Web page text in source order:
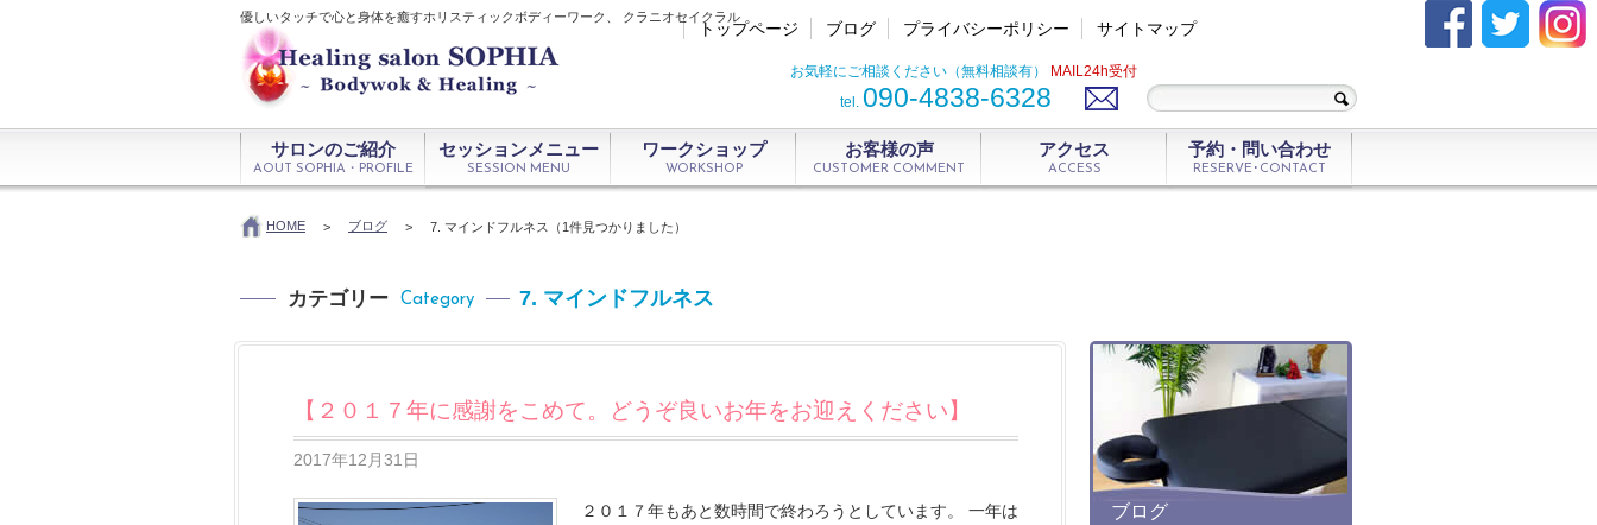
優しいタッチで心と身体を癒すホリスティックボディーワーク、 クラニオセイクラル
サイトマップ
プライバシーポリシー
ブログ
トップページ
お気軽にご相談ください（無料相談有）
MAIL24h受付
tel. 090-4838-6328
サロンのご紹介
AOUT SOPHIA・PROFILE
セッションメニュー
SESSION MENU
ワークショップ
WORKSHOP
お客様の声
CUSTOMER COMMENT
アクセス
ACCESS
予約・問い合わせ
RESERVE･CONTACT
HOME > ブログ > 7. マインドフルネス（1件見つかりました）
カテゴリー Category 7. マインドフルネス
【２０１７年に感謝をこめて。どうぞ良いお年をお迎えください】
2017年12月31日
２０１７年もあと数時間で終わろうとしています。 一年は
ブログ